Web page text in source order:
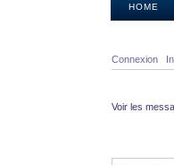
HOME
Connexion
Voir les